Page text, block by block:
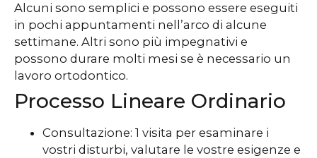
Alcuni sono semplici e possono essere eseguiti
in pochi appuntamenti nell’arco di alcune
settimane. Altri sono più impegnativi e
possono durare molti mesi se è necessario un
lavoro ortodontico.
Processo Lineare Ordinario
Consultazione: 1 visita per esaminare i
vostri disturbi, valutare le vostre esigenze e